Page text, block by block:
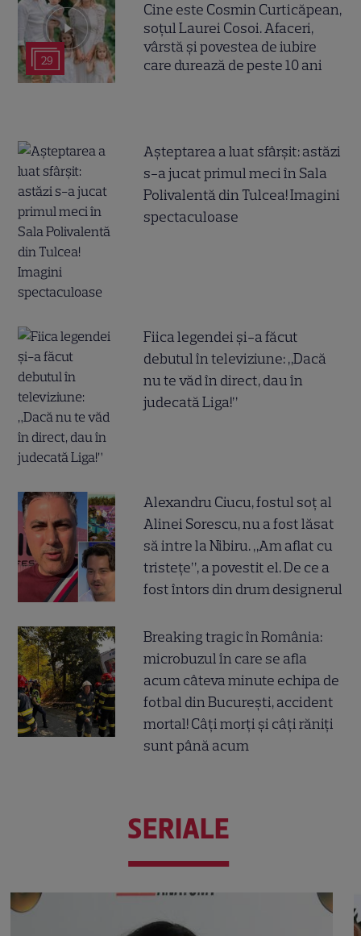
29
Cine este Cosmin Curticăpean,
soțul Laurei Cosoi. Afaceri,
vârstă și povestea de iubire
care durează de peste 10 ani
Așteptarea a luat sfârșit: astăzi
s-a jucat primul meci în Sala
Polivalentă din Tulcea! Imagini
spectaculoase
Fiica legendei și-a făcut
debutul în televiziune: „Dacă
nu te văd în direct, dau în
judecată Liga!”
Alexandru Ciucu, fostul soț al
Alinei Sorescu, nu a fost lăsat
să intre la Nibiru. „Am aflat cu
tristețe”, a povestit el. De ce a
fost întors din drum designerul
Breaking tragic în România:
microbuzul în care se afla
acum câteva minute echipa de
fotbal din București, accident
mortal! Câți morți și câți răniți
sunt până acum
SERIALE